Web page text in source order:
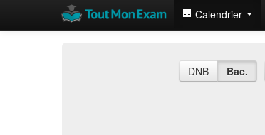
Calendrier
DNB Bac.